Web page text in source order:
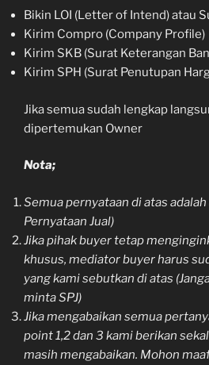
Bikin LOI (Letter of Intend) atau
Kirim Compro (Company Profile)
Kirim SKB (Surat Keterangan
Kirim SPH (Surat Penutupan
Jika semua sudah lengkap
dipertemukan Owner
Nota;
Semua pernyataan di atas adalah
Pernyataan Jual)
Jika pihak buyer tetap
khusus, mediator buyer harus
yang kami sebutkan di atas
minta SPJ)
Jika mengabaikan semua
point 1,2 dan 3 kami berikan
masih mengabaikan. Mohon